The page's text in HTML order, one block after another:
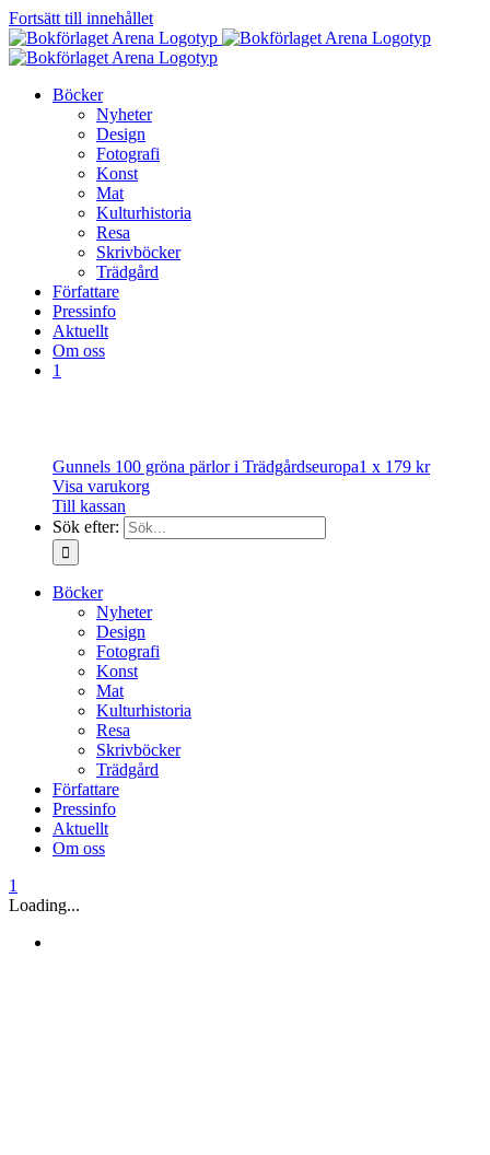
Fortsätt till innehållet
Böcker
Nyheter
Design
Fotografi
Konst
Mat
Kulturhistoria
Resa
Skrivböcker
Trädgård
Författare
Pressinfo
Aktuellt
Om oss
1
Gunnels 100 gröna pärlor i Trädgårdseuropa1 x 179 kr
Visa varukorg
Till kassan
Sök efter:
Böcker
Nyheter
Design
Fotografi
Konst
Mat
Kulturhistoria
Resa
Skrivböcker
Trädgård
Författare
Pressinfo
Aktuellt
Om oss
1
Loading...